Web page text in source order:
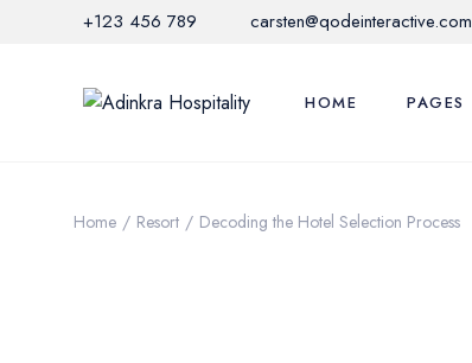
+123 456 789 carsten@qodeinteractive.com
HOME PAGES
Home Resort Decoding the Hotel Selection Process